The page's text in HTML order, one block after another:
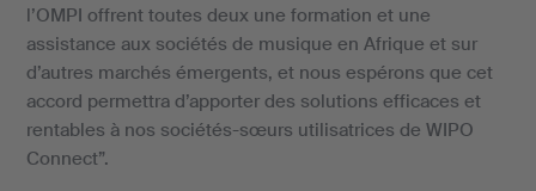
l’OMPI offrent toutes deux une formation et une
assistance aux sociétés de musique en Afrique et sur
d’autres marchés émergents, et nous espérons que cet
accord permettra d’apporter des solutions efficaces et
rentables à nos sociétés-sœurs utilisatrices de WIPO
Connect”.